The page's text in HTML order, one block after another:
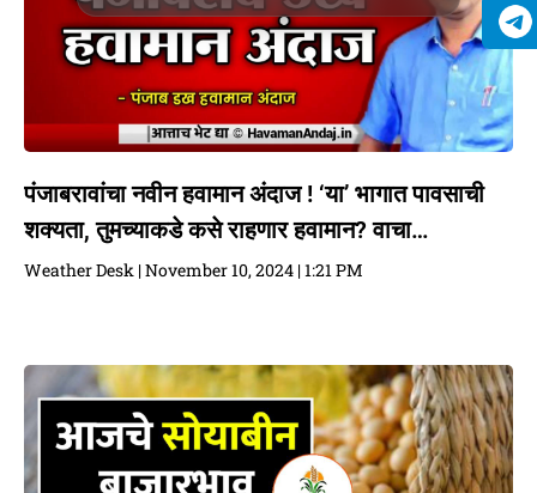
पंजाबरावांचा नवीन हवामान अंदाज ! ‘या’ भागात पावसाची
शक्यता, तुमच्याकडे कसे राहणार हवामान? वाचा…
Weather Desk November 10, 2024 1:21 PM